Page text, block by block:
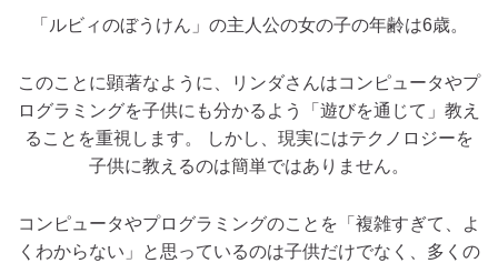
「ルビィのぼうけん」の主人公の女の子の年齢は6歳。
このことに顕著なように、リンダさんはコンピュータやプ
ログラミングを子供にも分かるよう「遊びを通じて」教え
ることを重視します。 しかし、現実にはテクノロジーを
子供に教えるのは簡単ではありません。
コンピュータやプログラミングのことを「複雑すぎて、よ
くわからない」と思っているのは子供だけでなく、多くの